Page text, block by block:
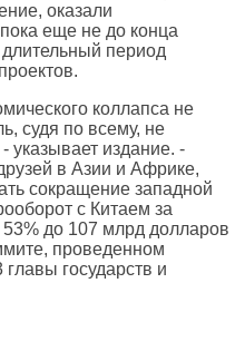
оказали
еще не до конца
период
коллапса не
судя по всему, не
указывает издание. -
в Азии и Африке,
сокращение западной
с Китаем за
до 107 млрд долларов
проведенном
государств и